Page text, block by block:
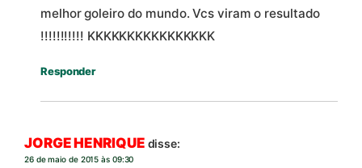
melhor goleiro do mundo. Vcs viram o resultado
!!!!!!!!!!! KKKKKKKKKKKKKKKK
Responder
JORGE HENRIQUE disse:
26 de maio de 2015 às 09:30